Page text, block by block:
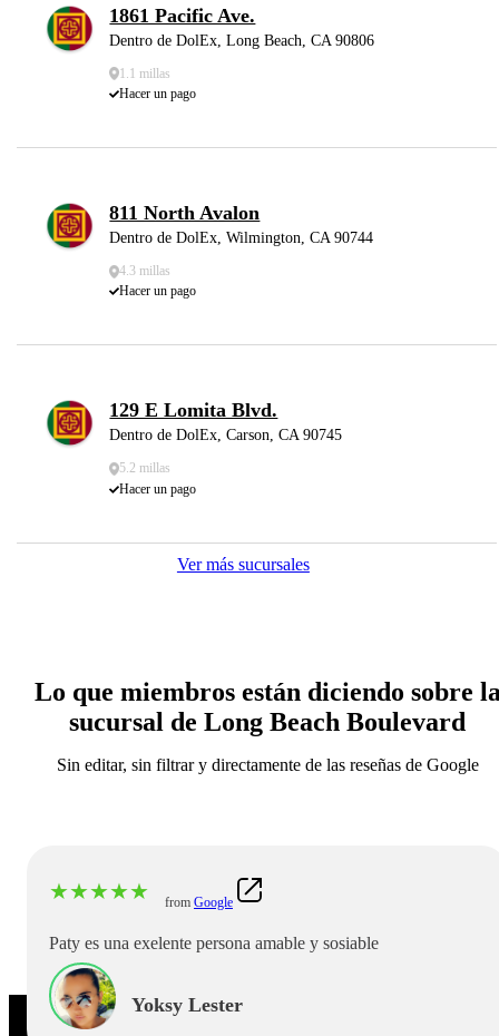
1861 Pacific Ave.
Dentro de DolEx, Long Beach, CA 90806
1.1 millas
Hacer un pago
811 North Avalon
Dentro de DolEx, Wilmington, CA 90744
4.3 millas
Hacer un pago
129 E Lomita Blvd.
Dentro de DolEx, Carson, CA 90745
5.2 millas
Hacer un pago
Ver más sucursales
Lo que miembros están diciendo sobre
sucursal de Long Beach Boulevard
Sin editar, sin filtrar y directamente de las reseñas de Google
★★★★★ from Google
Paty es una exelente persona amable y sosiable
Yoksy Lester